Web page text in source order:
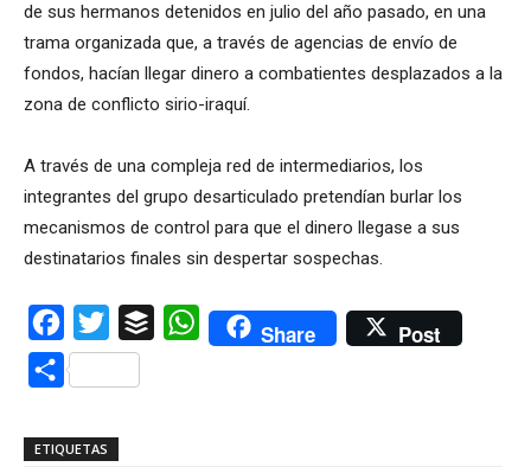
de sus hermanos detenidos en julio del año pasado, en una
trama organizada que, a través de agencias de envío de
fondos, hacían llegar dinero a combatientes desplazados a la
zona de conflicto sirio-iraquí.
A través de una compleja red de intermediarios, los
integrantes del grupo desarticulado pretendían burlar los
mecanismos de control para que el dinero llegase a sus
destinatarios finales sin despertar sospechas.
Facebook
Twitter Buffer WhatsAppShare Post
Compartir
ETIQUETAS